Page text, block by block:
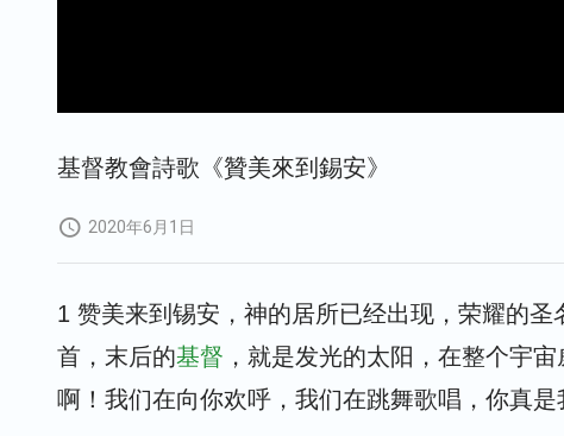
基督教會詩歌《贊美來到錫安》
2020年6月1日
1 赞美来到锡安，神的居所已经出现，荣耀的
首，末后的基督 ，就是发光的太阳，在整个宇
啊！我们在向你欢呼，我们在跳舞歌唱，你真是